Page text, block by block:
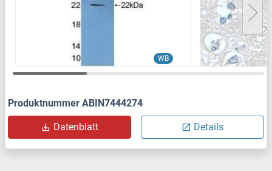
WB
Produktnummer ABIN7444274
Datenblatt Details